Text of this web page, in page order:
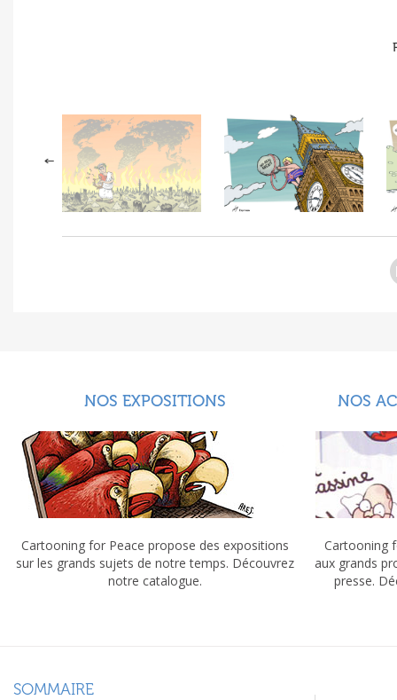
NOS EXPOSITIONS
Cartooning for Peace propose des expositions
sur les grands sujets de notre temps. Découvrez
notre catalogue.
NOS
Cartooning
aux grands
presse.
SOMMAIRE